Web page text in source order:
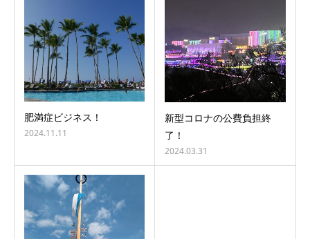
肥満症ビジネス！
2024.11.11
新型コロナの公費負担終
了！
2024.03.31